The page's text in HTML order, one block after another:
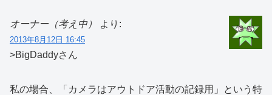
オーナー（考え中） より:
2013年8月12日 16:45
>BigDaddyさん
私の場合、「カメラはアウトドア活動の記録用」という特